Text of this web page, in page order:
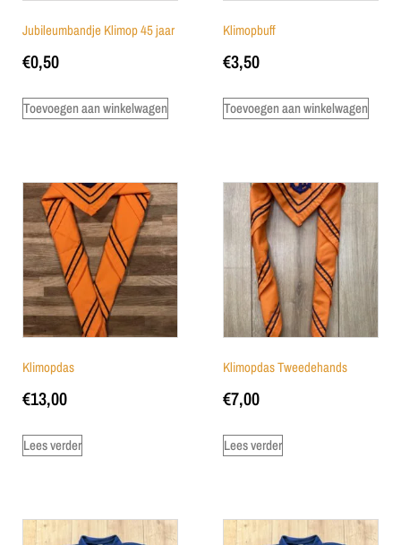
Jubileumbandje Klimop 45 jaar
€0,50
Toevoegen aan winkelwagen
Klimopbuff
€3,50
Toevoegen aan winkelwagen
Klimopdas
€13,00
Lees verder
Klimopdas Tweedehands
€7,00
Lees verder